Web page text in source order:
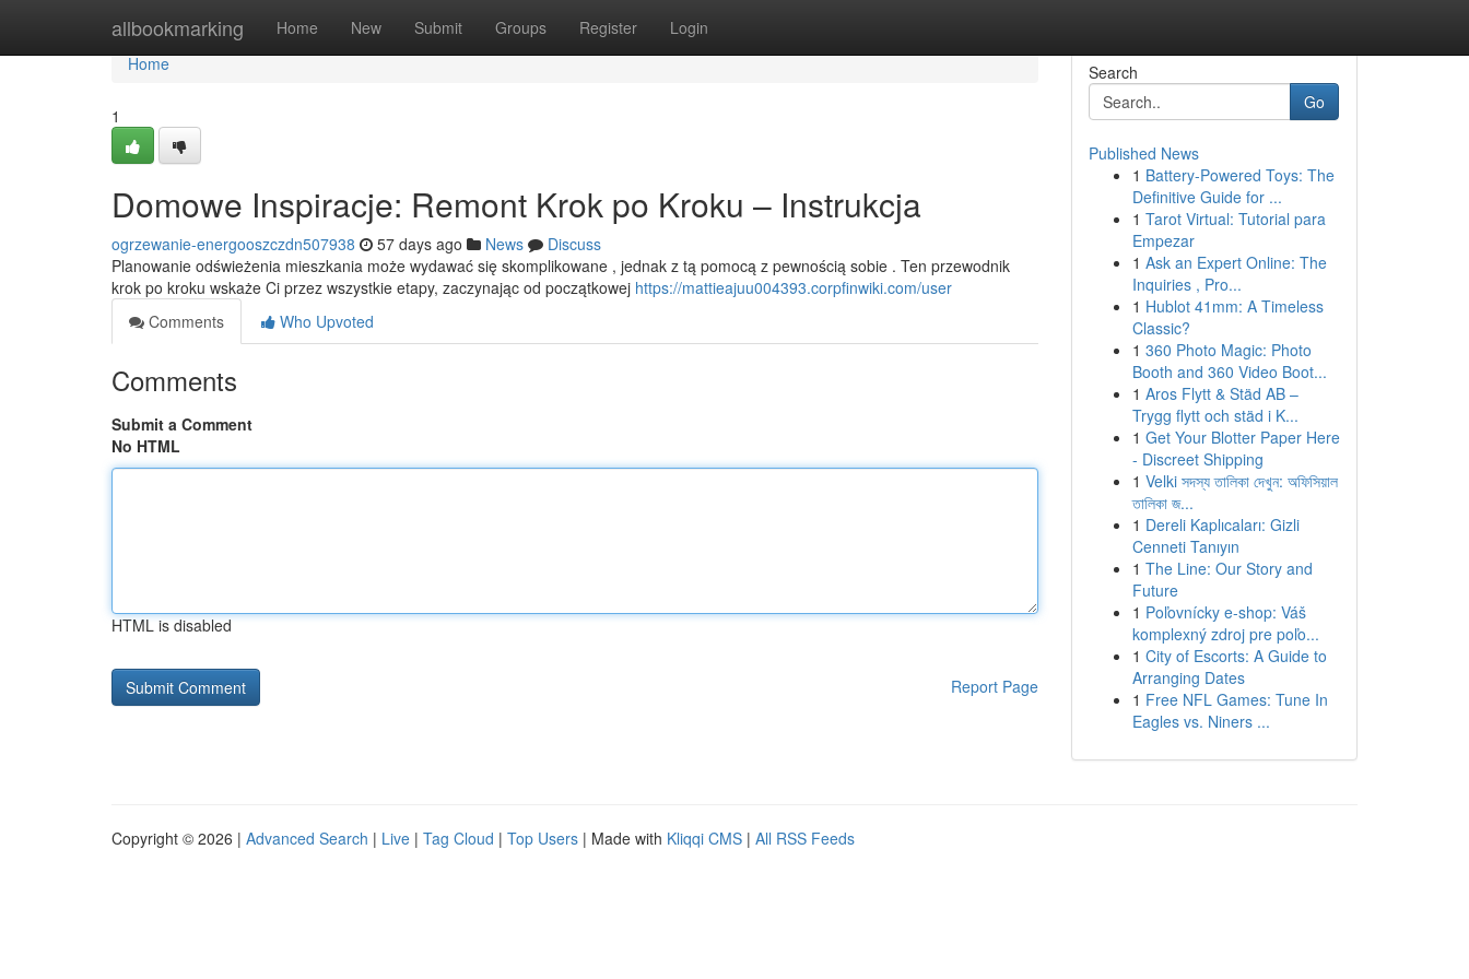
allbookmarking Home New Submit Groups Register Login
Home
Home
1
Domowe Inspiracje: Remont Krok po Kroku – Instrukcja
ogrzewanie-energooszczdn507938 57 days ago News
Discuss
Planowanie odświeżenia mieszkania może wydawać się skomplikowane , jednak z tą pomocą z pewnością sobie . Ten przewodnik
krok po kroku wskaże Ci przez wszystkie etapy, zaczynając od początkowej https://mattieajuu004393.corpfinwiki.com/user
Comments
Who Upvoted
Comments
Submit a Comment
No HTML
HTML is disabled
Report Page
Search
Go
Published News
1 Battery-Powered Toys: The
Definitive Guide for ...
1 Tarot Virtual: Tutorial para
Empezar
1 Ask an Expert Online: The
Inquiries , Pro...
1 Hublot 41mm: A Timeless
Classic?
1 360 Photo Magic: Photo
Booth and 360 Video Boot...
1 Aros Flytt & Städ AB –
Trygg flytt och städ i K...
1 Get Your Blotter Paper Here
- Discreet Shipping
1 Velki সদস্য তালিকা দেখুন: অফিসিয়াল
তালিকা জ...
1 Dereli Kaplıcaları: Gizli
Cenneti Tanıyın
1 The Line: Our Story and
Future
1 Poľovnícky e-shop: Váš
komplexný zdroj pre poľo...
1 City of Escorts: A Guide to
Arranging Dates
1 Free NFL Games: Tune In
Eagles vs. Niners ...
Copyright © 2026 | Advanced Search | Live | Tag Cloud | Top Users | Made with Kliqqi CMS | All RSS Feeds